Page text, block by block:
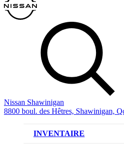
Nissan Shawinigan
8800 boul. des Hêtres, Shawinigan,
INVENTAIRE